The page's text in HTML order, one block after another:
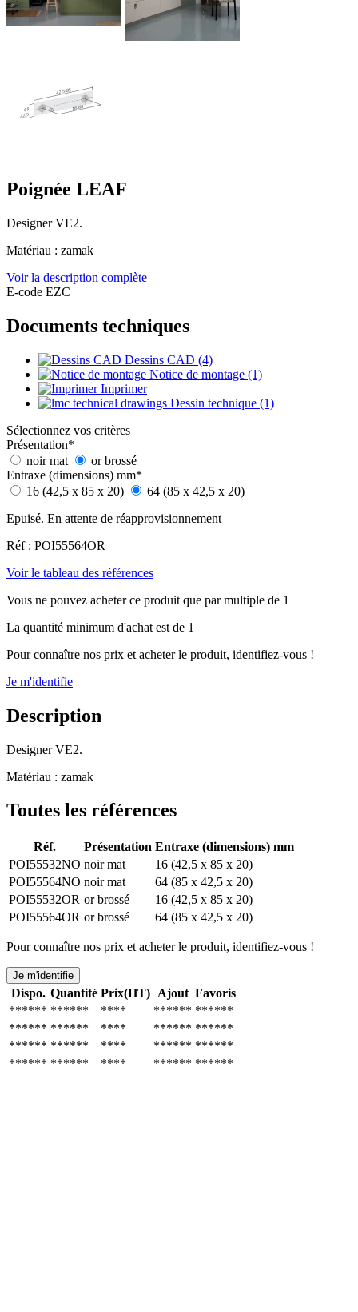
Poignée LEAF
Designer VE2.
Matériau : zamak
Voir la description complète
E-code EZC
Documents techniques
Dessins CAD (4)
Notice de montage (1)
Imprimer
Dessin technique (1)
Sélectionnez vos critères
Présentation*
noir mat
or brossé
Entraxe (dimensions) mm*
16 (42,5 x 85 x 20)
64 (85 x 42,5 x 20)
Epuisé. En attente de réapprovisionnement
Réf : POI55564OR
Voir le tableau des références
Vous ne pouvez acheter ce produit que par multiple de 1
La quantité minimum d'achat est de 1
Pour connaître nos prix et acheter le produit, identifiez-vous !
Je m'identifie
Description
Designer VE2.
Matériau : zamak
Toutes les références
Réf. Présentation Entraxe (dimensions) mm
POI55532NO noir mat
16 (42,5 x 85 x 20)
POI55564NO noir mat
64 (85 x 42,5 x 20)
POI55532OR or brossé
16 (42,5 x 85 x 20)
POI55564OR or brossé 64 (85 x 42,5 x 20)
Pour connaître nos prix et acheter le produit, identifiez-vous !
Je m'identifie
Dispo. Quantité Prix(HT) Ajout Favoris
****** ****** **** ****** ******
****** ****** **** ****** ******
****** ****** **** ****** ******
****** ****** **** ****** ******